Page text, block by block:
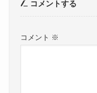
コメントする
コメント ※